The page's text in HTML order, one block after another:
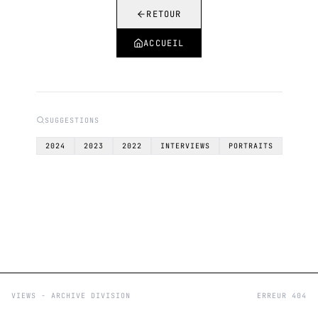
RETOUR
ACCUEIL
SUGGESTIONS
2024 2023 2022 INTERVIEWS PORTRAITS
VIEWS - ARCHIVE DIVISION ERREUR 404